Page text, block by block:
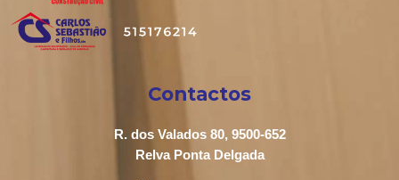
Contactos
R. dos Valados 80, 9500-652
Relva Ponta Delgada